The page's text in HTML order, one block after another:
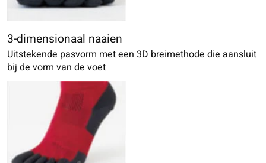
3-dimensionaal naaien
Uitstekende pasvorm met een 3D breimethode die aansluit
bij de vorm van de voet